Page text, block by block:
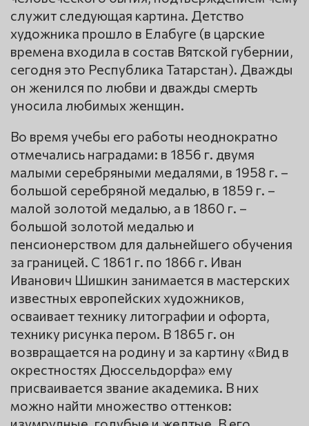
служит следующая картина. Детство
художника прошло в Елабуге (в царские
времена входила в состав Вятской губернии,
сегодня это Республика Татарстан). Дважды
он женился по любви и дважды смерть
уносила любимых женщин.
Во время учебы его работы неоднократно
отмечались наградами: в 1856 г. двумя
малыми серебряными медалями, в 1958 г. –
большой серебряной медалью, в 1859 г. –
малой золотой медалью, а в 1860 г. –
большой золотой медалью и
пенсионерством для дальнейшего обучения
за границей. С 1861 г. по 1866 г. Иван
Иванович Шишкин занимается в мастерских
известных европейских художников,
осваивает технику литографии и офорта,
технику рисунка пером. В 1865 г. он
возвращается на родину и за картину «Вид в
окрестностях Дюссельдорфа» ему
присваивается звание академика. В них
можно найти множество оттенков: